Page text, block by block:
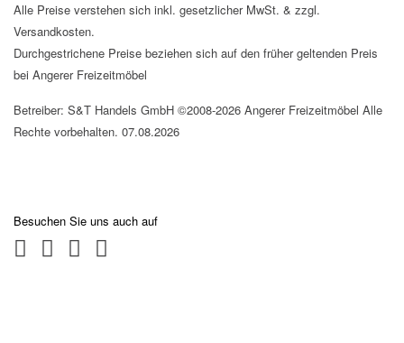
Alle Preise verstehen sich inkl. gesetzlicher MwSt. & zzgl.
Versandkosten.
Durchgestrichene Preise beziehen sich auf den früher geltenden Preis
bei Angerer Freizeitmöbel
Betreiber: S&T Handels GmbH ©2008-2026 Angerer Freizeitmöbel Alle
Rechte vorbehalten. 07.08.2026
Besuchen Sie uns auch auf